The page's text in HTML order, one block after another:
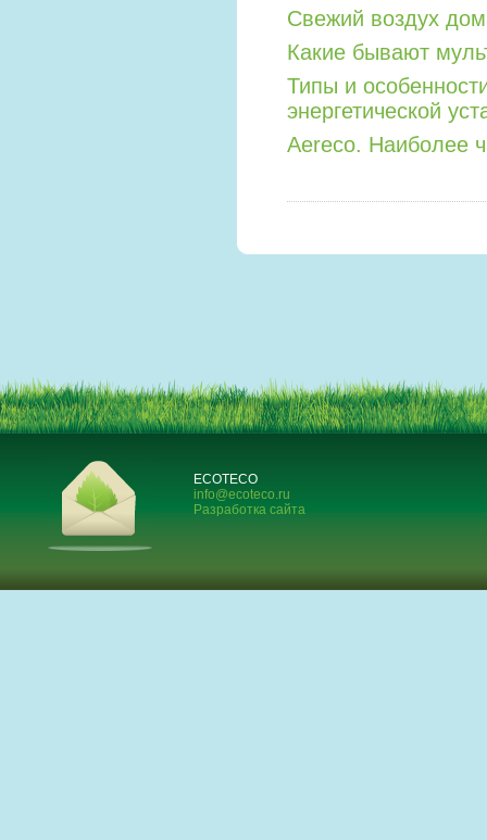
Свежий воздух
Какие бывают
Типы и
энергетической
Aereco. Наиболее
ECOTECO
info@ecoteco.ru
Разработка сайта